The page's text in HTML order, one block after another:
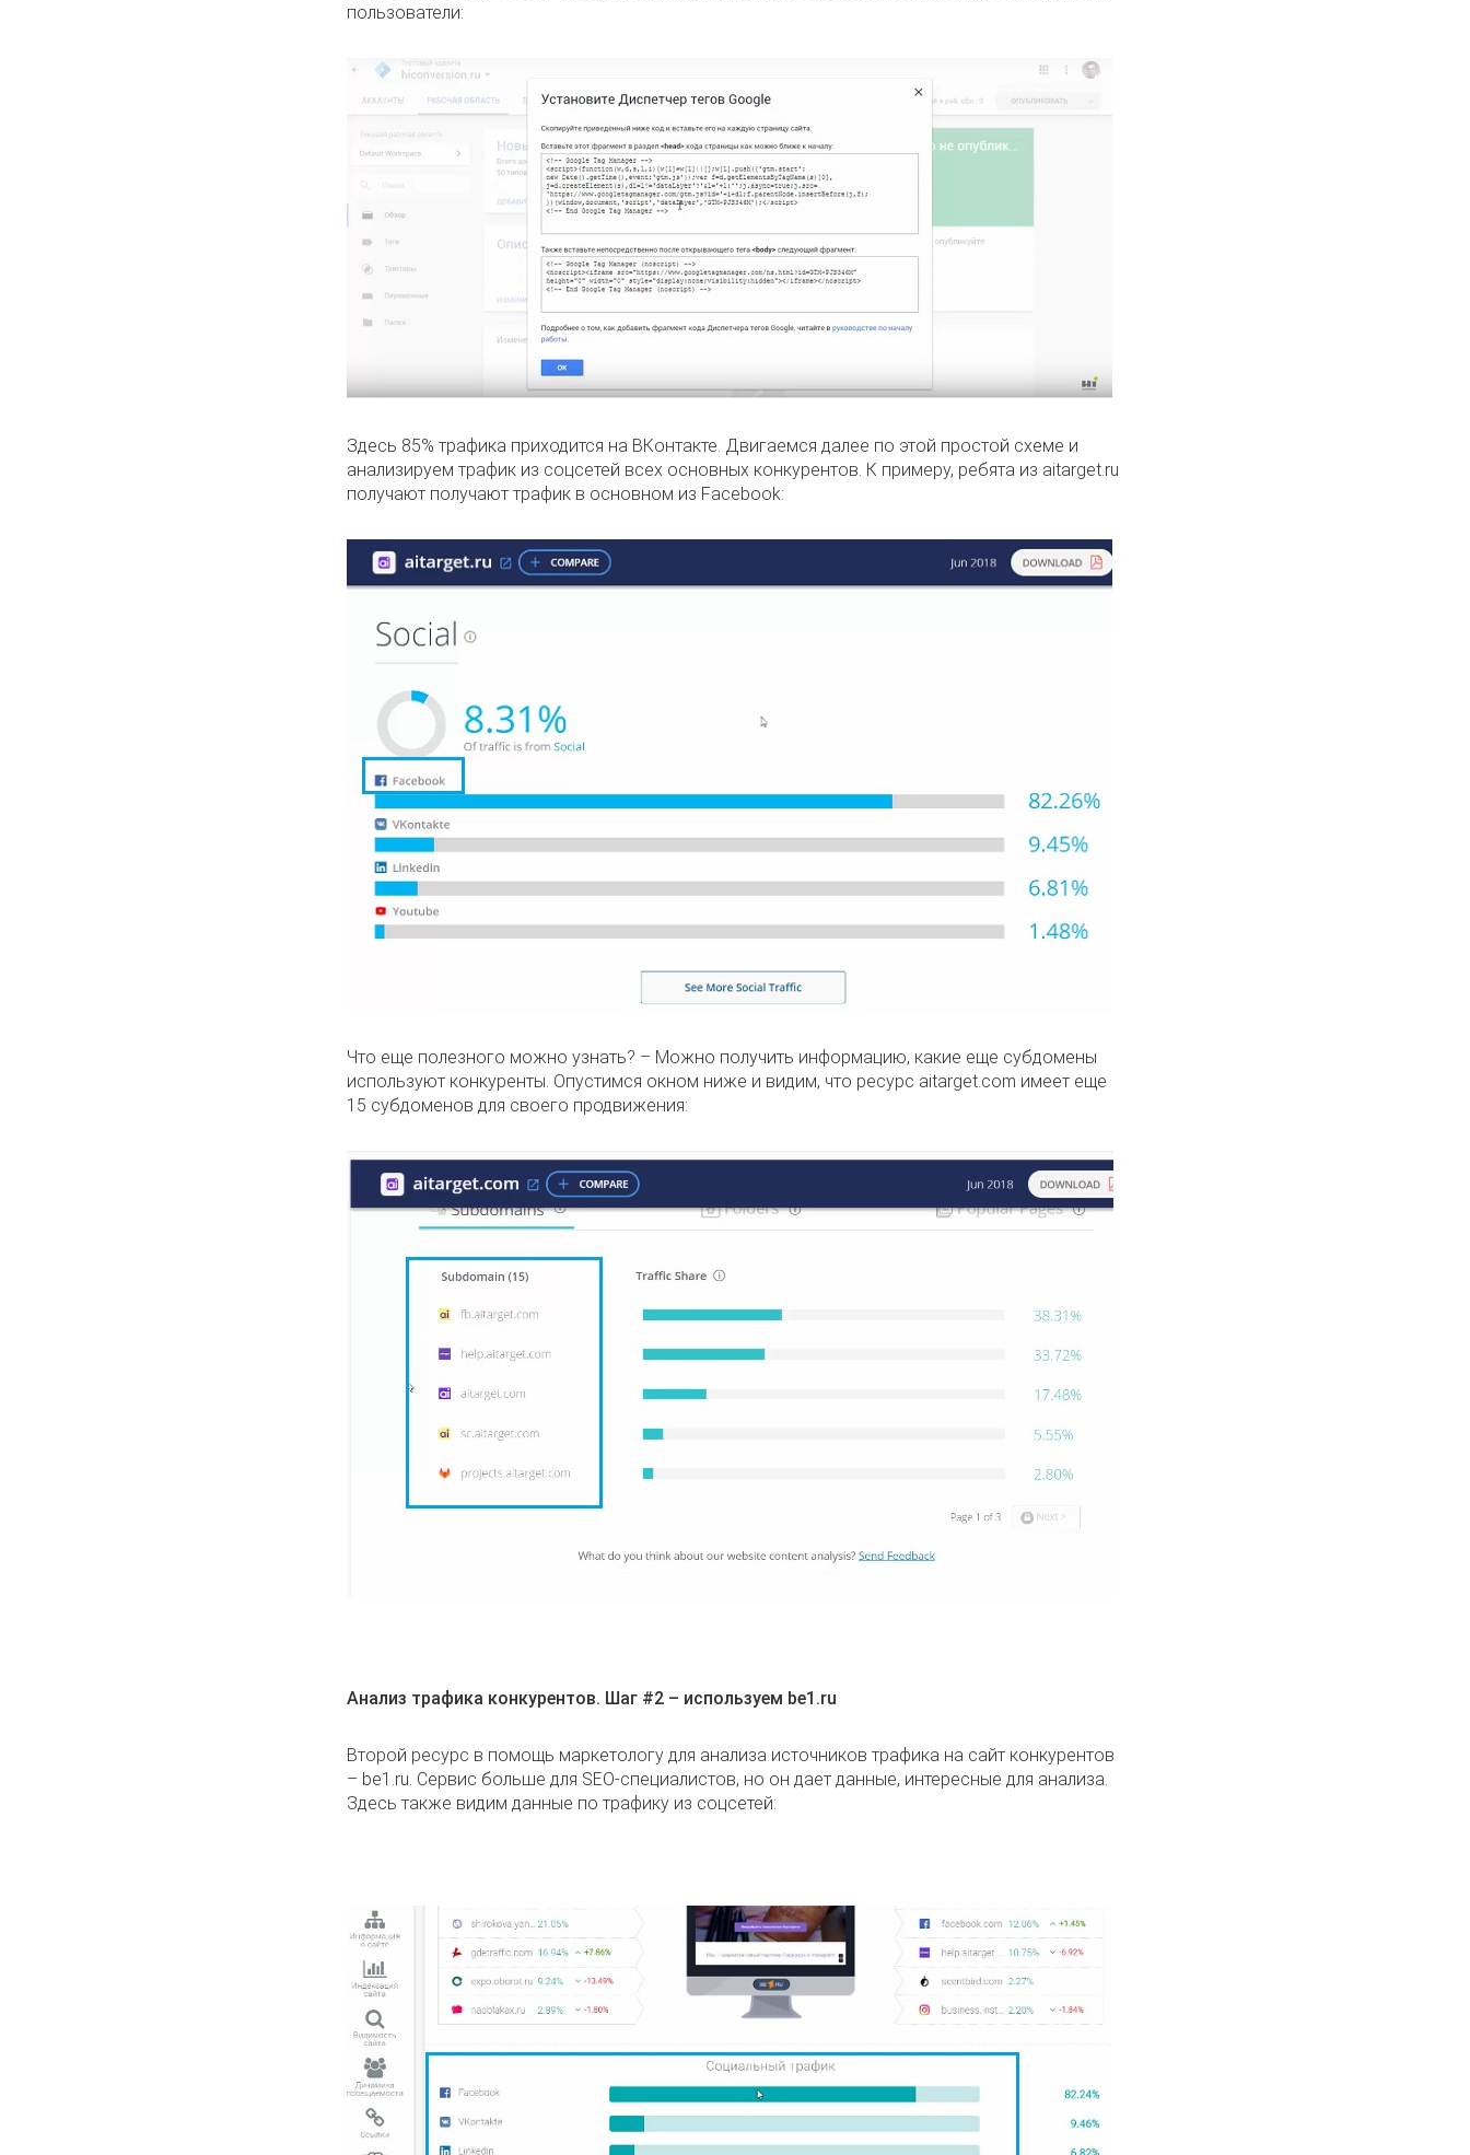
пользователи:
Здесь 85% трафика приходится на ВКонтакте. Двигаемся далее по этой простой схеме и
анализируем трафик из соцсетей всех основных конкурентов. К примеру, ребята из aitarget.ru
получают получают трафик в основном из Facebook:
Что еще полезного можно узнать? – Можно получить информацию, какие еще субдомены
используют конкуренты. Опустимся окном ниже и видим, что ресурс aitarget.com имеет еще
15 субдоменов для своего продвижения:
Анализ трафика конкурентов. Шаг #2 – используем be1.ru
Второй ресурс в помощь маркетологу для анализа источников трафика на сайт конкурентов
– be1.ru. Сервис больше для SEO-специалистов, но он дает данные, интересные для анализа.
Здесь также видим данные по трафику из соцсетей: